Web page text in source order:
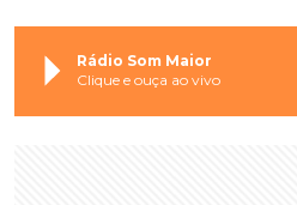
Rádio Som Maior
Clique e ouça ao vivo